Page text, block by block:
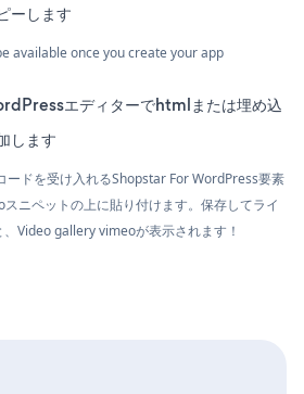
ーします
available once you create your app
エディターでhtmlまたは埋め込
します
ードを受け入れるShopstar For WordPress要素
ニペットの上に貼り付けます。保存してライ
Video gallery vimeoが表示されます！